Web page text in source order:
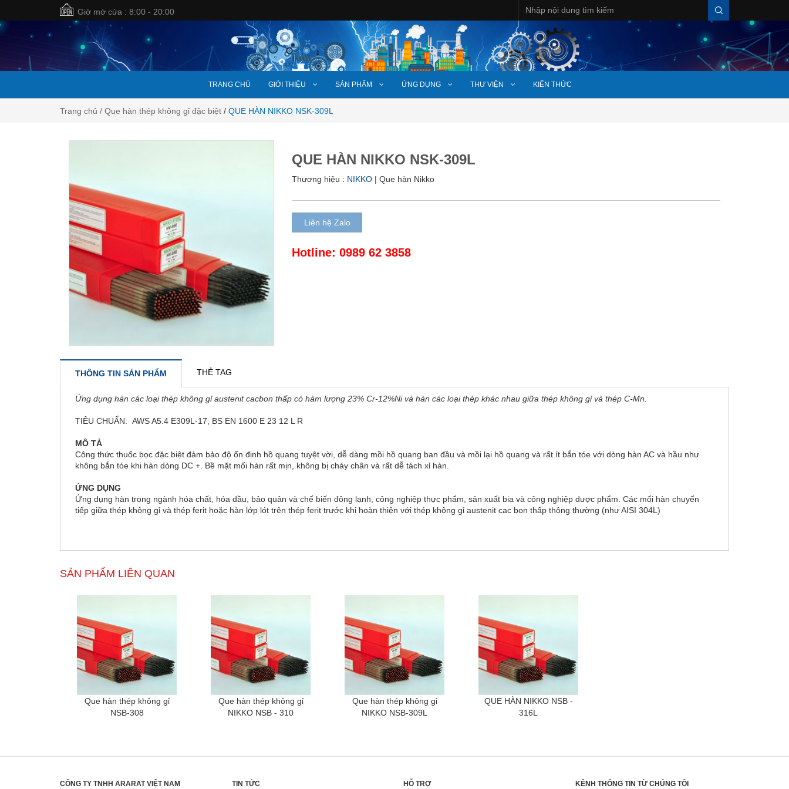
Giờ mở cửa : 8:00 - 20:00
TRANG CHỦ GIỚI THIỆU SẢN PHẨM ỨNG DỤNG THƯ VIỆN KIẾN THỨC
Trang chủ / Que hàn thép không gỉ đặc biệt / QUE HÀN NIKKO NSK-309L
QUE HÀN NIKKO NSK-309L
Thương hiệu : NIKKO | Que hàn Nikko
Liên hệ Zalo
Hotline: 0989 62 3858
THÔNG TIN SẢN PHẨM THẺ TAG
Ứng dụng hàn các loại thép không gỉ austenit cacbon thấp có hàm lượng 23% Cr-12%Ni và hàn các loại thép khác nhau giữa thép không gỉ và thép C-Mn.
TIÊU CHUẨN: AWS A5.4 E309L-17; BS EN 1600 E 23 12 L R
MÔ TẢ
Công thức thuốc bọc đặc biệt đảm bảo độ ổn định hồ quang tuyệt vời, dễ dàng mồi hồ quang ban đầu và mồi lại hồ quang và rất ít bắn tóe với dòng hàn AC và hầu như
không bắn tóe khi hàn dòng DC +. Bề mặt mối hàn rất mịn, không bị cháy chân và rất dễ tách xỉ hàn.
ỨNG DỤNG
Ứng dụng hàn trong ngành hóa chất, hóa dầu, bảo quản và chế biến đông lạnh, công nghiệp thực phẩm, sản xuất bia và công nghiệp dược phẩm. Các mối hàn chuyển
tiếp giữa thép không gỉ và thép ferit hoặc hàn lớp lót trên thép ferit trước khi hoàn thiện với thép không gỉ austenit cac bon thấp thông thường (như AISI 304L)
SẢN PHẨM LIÊN QUAN
Que hàn thép không gỉ
NSB-308
Que hàn thép không gỉ
NIKKO NSB - 310
Que hàn thép không gỉ
NIKKO NSB-309L
QUE HÀN NIKKO NSB -
316L
CÔNG TY TNHH ARARAT VIỆT NAM TIN TỨC HỖ TRỢ KÊNH THÔNG TIN TỪ CHÚNG TÔI